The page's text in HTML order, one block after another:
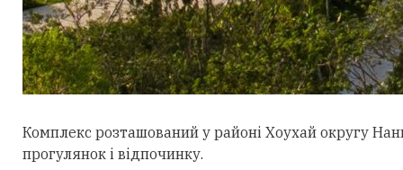
Комплекс розташований у районі Хоухай округу
прогулянок і відпочинку.